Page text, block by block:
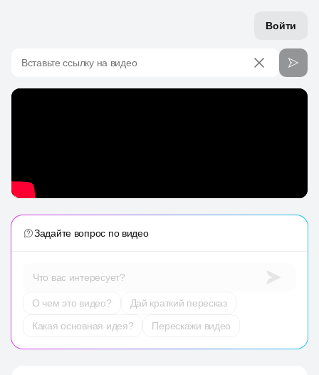
Войти
Вставьте ссылку на видео
Задайте вопрос по видео
Что вас интересует?
О чем это видео?
Дай краткий пересказ
Какая основная идея?
Перескажи видео